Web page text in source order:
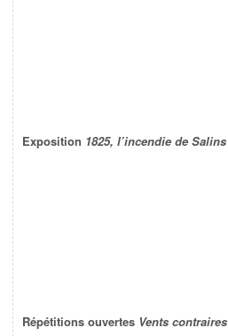
Exposition 1825, l’incendie de Salins
Répétitions ouvertes Vents contraires